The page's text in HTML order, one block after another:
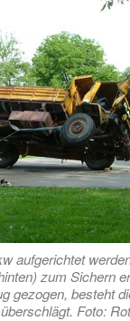
aufgerichtet
zum Sichern
gezogen, besteht
Foto: